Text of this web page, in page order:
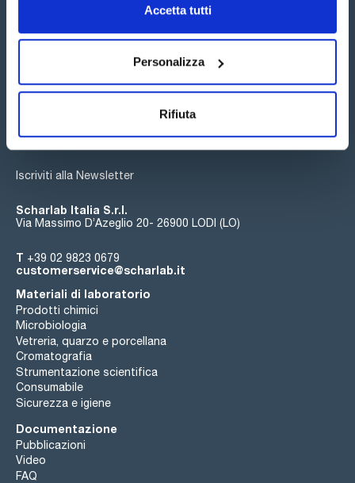
Accetta tutti
Personalizza
Rifiuta
Seguici:
Iscriviti alla Newsletter
Scharlab Italia S.r.l.
Via Massimo D’Azeglio 20- 26900 LODI (LO)
T +39 02 9823 0679
customerservice@scharlab.it
Materiali di laboratorio
Prodotti chimici
Microbiologia
Vetreria, quarzo e porcellana
Cromatografia
Strumentazione scientifica
Consumabile
Sicurezza e igiene
Documentazione
Pubblicazioni
Video
FAQ